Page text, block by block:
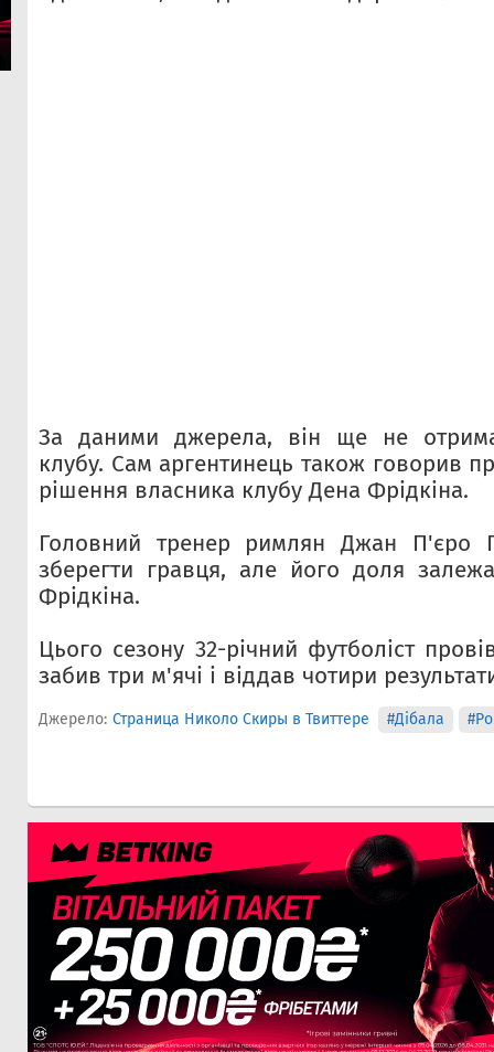
За даними джерела, він ще не
клубу. Сам аргентинець також говорив
рішення власника клубу Дена Фрідкіна.
Головний тренер римлян Джан П'єро
зберегти гравця, але його доля
Фрідкіна.
Цього сезону 32-річний футболіст
забив три м'ячі і віддав чотири
Джерело: Страница Николо Скиры в Твиттере #Дібала